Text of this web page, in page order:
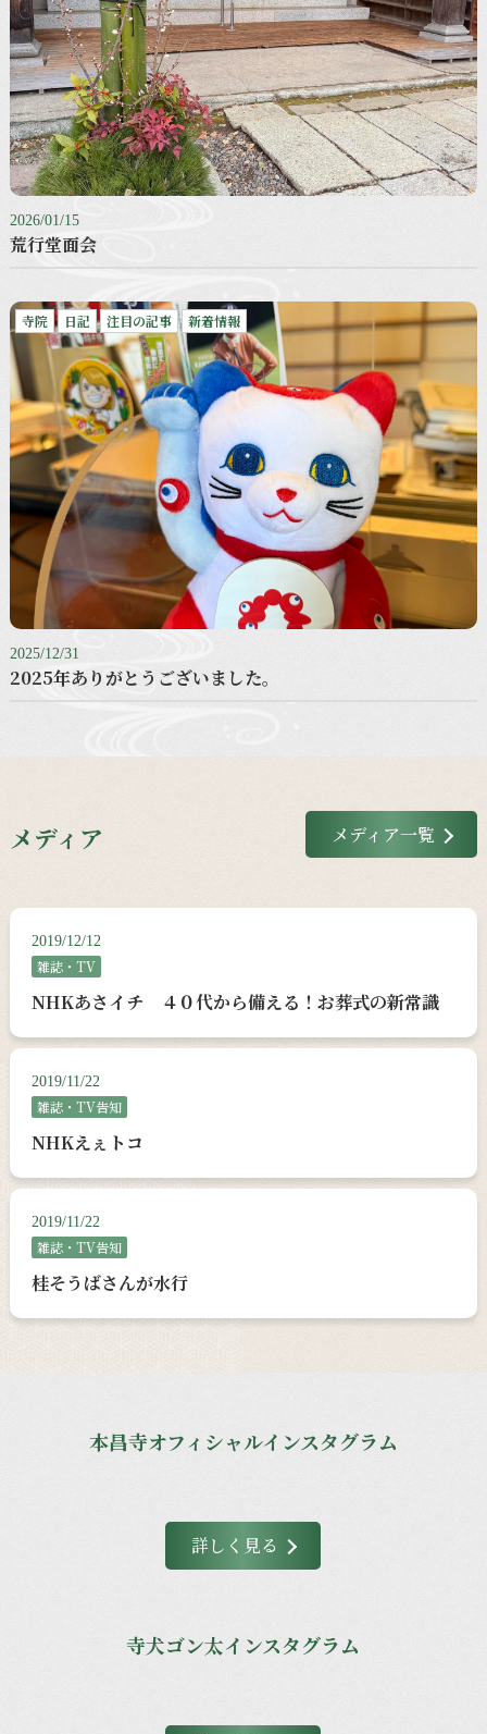
2026/01/15
荒行堂面会
寺院 日記 注目の記事 新着情報
2025/12/31
2025年ありがとうございました。
メディア メディア一覧
2019/12/12
雑誌・TV
NHKあさイチ ４０代から備える！お葬式の新常識
2019/11/22
雑誌・TV告知
NHKえぇトコ
2019/11/22
雑誌・TV告知
桂そうばさんが水行
本昌寺オフィシャルインスタグラム
詳しく見る
寺犬ゴン太インスタグラム